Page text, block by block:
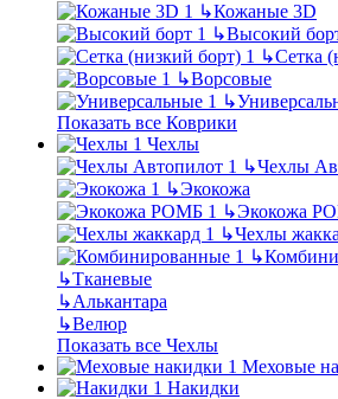
↳Кожаные 3D
↳Высокий
↳Сетка
↳Ворсовые
↳
Показать все Коврики
Чехлы
↳Чехлы
↳Экокожа
↳Экокожа
↳Чехлы
↳
↳Тканевые
↳Алькантара
↳Велюр
Показать все Чехлы
Меховые
Накидки